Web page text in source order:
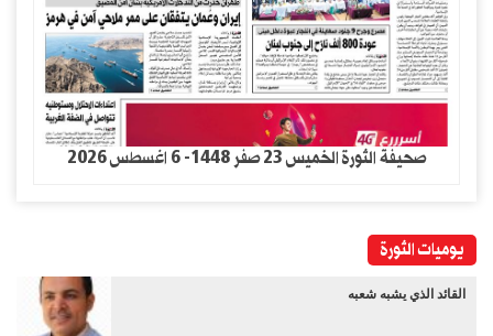
صحيفة الثورة الخميس 23 صفر 1448- 6 اغسطس 2026
يوميات الثورة
القائد الذي يشبه شعبه